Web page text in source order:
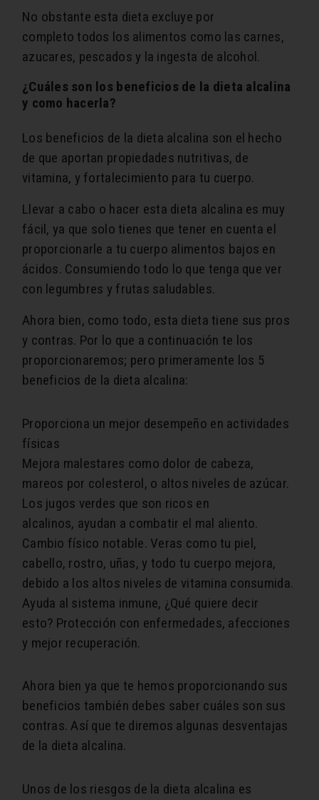
No obstante esta dieta excluye por
completo todos los alimentos como las carnes,
azucares, pescados y la ingesta de alcohol.
¿Cuáles son los beneficios de la dieta alcalina
y como hacerla?
Los beneficios de la dieta alcalina son el hecho
de que aportan propiedades nutritivas, de
vitamina, y fortalecimiento para tu cuerpo.
Llevar a cabo o hacer esta dieta alcalina es muy
fácil, ya que solo tienes que tener en cuenta el
proporcionarle a tu cuerpo alimentos bajos en
ácidos. Consumiendo todo lo que tenga que ver
con legumbres y frutas saludables.
Ahora bien, como todo, esta dieta tiene sus pros
y contras. Por lo que a continuación te los
proporcionaremos; pero primeramente los 5
beneficios de la dieta alcalina:
Proporciona un mejor desempeño en actividades
físicas
Mejora malestares como dolor de cabeza,
mareos por colesterol, o altos niveles de azúcar.
Los jugos verdes que son ricos en
alcalinos, ayudan a combatir el mal aliento.
Cambio físico notable. Veras como tu piel,
cabello, rostro, uñas, y todo tu cuerpo mejora,
debido a los altos niveles de vitamina consumida.
Ayuda al sistema inmune, ¿Qué quiere decir
esto? Protección con enfermedades, afecciones
y mejor recuperación.
Ahora bien ya que te hemos proporcionando sus
beneficios también debes saber cuáles son sus
contras. Así que te diremos algunas desventajas
de la dieta alcalina.
Unos de los riesgos de la dieta alcalina es